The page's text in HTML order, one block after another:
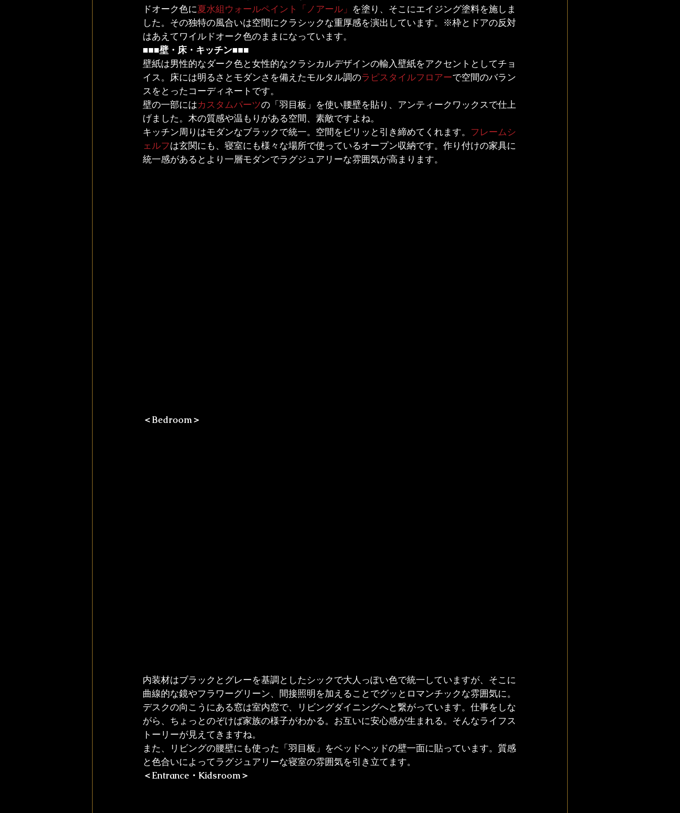
ドオーク色に夏水組ウォールペイント「ノアール」 を塗り、そこにエイジング塗料を施しま
した。その独特の風合いは空間にクラシックな重厚感を演出しています。※枠とドアの反対
はあえてワイルドオーク色のままになっています。
■■■壁・床・キッチン■■■
壁紙は男性的なダーク色と女性的なクラシカルデザインの輸入壁紙をアクセントとしてチョ
イス。床には明るさとモダンさを備えたモルタル調のラピスタイルフロアーで空間のバラン
スをとったコーディネートです。
壁の一部にはカスタムパーツの「羽目板」を使い腰壁を貼り、アンティークワックスで仕上
げました。木の質感や温もりがある空間、素敵ですよね。
キッチン周りはモダンなブラックで統一。空間をピリッと引き締めてくれます。 フレームシ
ェルフは玄関にも、寝室にも様々な場所で使っているオープン収納です。作り付けの家具に
統一感があるとより一層モダンでラグジュアリーな雰囲気が高まります。
＜Bedroom＞
内装材はブラックとグレーを基調としたシックで大人っぽい色で統一していますが、そこに
曲線的な鏡やフラワーグリーン、間接照明を加えることでグッとロマンチックな雰囲気に。
デスクの向こうにある窓は室内窓で、リビングダイニングへと繋がっています。仕事をしな
がら、ちょっとのぞけば家族の様子がわかる。お互いに安心感が生まれる。そんなライフス
トーリーが見えてきますね。
また、リビングの腰壁にも使った「羽目板」をベッドヘッドの壁一面に貼っています。質感
と色合いによってラグジュアリーな寝室の雰囲気を引き立てます。
＜Entrance・Kidsroom＞